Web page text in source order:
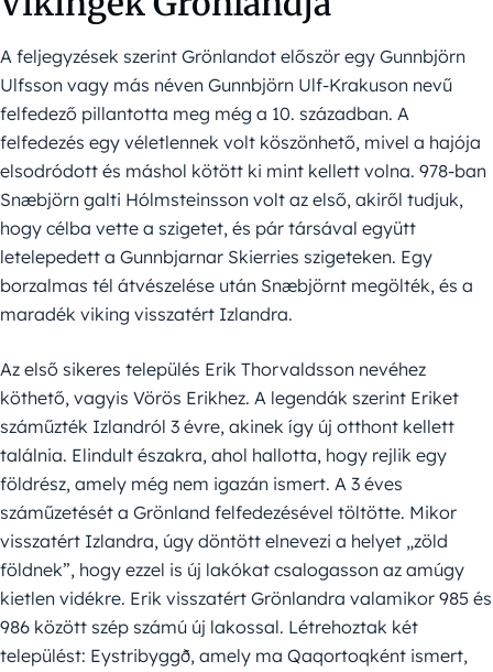
A feljegyzések szerint Grönlandot először egy Gunnbjörn
Ulfsson vagy más néven Gunnbjörn Ulf-Krakuson nevű
felfedező pillantotta meg még a 10. században. A
felfedezés egy véletlennek volt köszönhető, mivel a hajója
elsodródott és máshol kötött ki mint kellett volna. 978-ban
Snæbjörn galti Hólmsteinsson volt az első, akiről tudjuk,
hogy célba vette a szigetet, és pár társával együtt
letelepedett a Gunnbjarnar Skierries szigeteken. Egy
borzalmas tél átvészelése után Snæbjörnt megölték, és a
maradék viking visszatért Izlandra.
Az első sikeres település Erik Thorvaldsson nevéhez
köthető, vagyis Vörös Erikhez. A legendák szerint Eriket
száműzték Izlandról 3 évre, akinek így új otthont kellett
találnia. Elindult északra, ahol hallotta, hogy rejlik egy
földrész, amely még nem igazán ismert. A 3 éves
száműzetését a Grönland felfedezésével töltötte. Mikor
visszatért Izlandra, úgy döntött elnevezi a helyet „zöld
földnek”, hogy ezzel is új lakókat csalogasson az amúgy
kietlen vidékre. Erik visszatért Grönlandra valamikor 985 és
986 között szép számú új lakossal. Létrehoztak két
települést: Eystribyggð, amely ma Qaqortoqként ismert,